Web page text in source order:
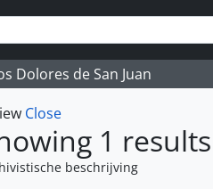
Dolores de San Juan
Close
1 results
beschrijving